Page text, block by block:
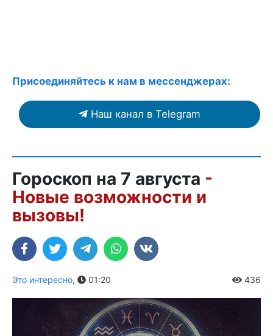
Присоединяйтесь к нам в мессенджерах:
Наш канал в Telegram
Гороскоп на 7 августа -
Новые возможности и
вызовы!
Это интересно, 01:20 436